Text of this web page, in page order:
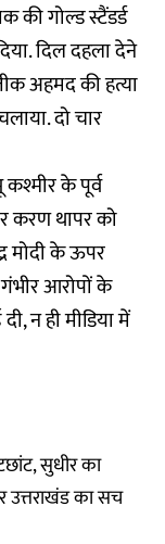
गोल्ड स्टैंडर्ड
दिल दहला देने
अहमद की हत्या
दो चार
के पूर्व
करण थापर को
मोदी के ऊपर
आरोपों के
न ही मीडिया में
सुधीर का
उत्तराखंड का सच